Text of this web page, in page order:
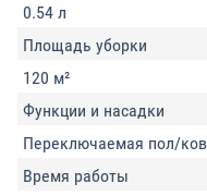
0.54 л
Площадь уборки
120 м²
Функции и насадки
Переключаемая пол/
Время работы